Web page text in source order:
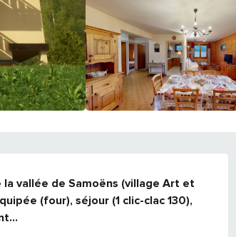
vallée de Samoëns (village Art et
(four), séjour (1 clic-clac 130),